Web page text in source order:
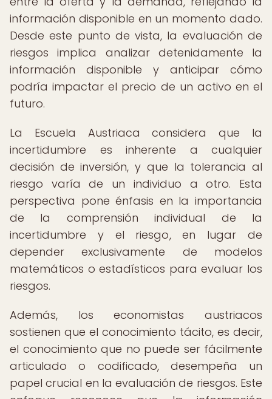
información disponible en un momento dado.
Desde este punto de vista, la evaluación de
riesgos implica analizar detenidamente la
información disponible y anticipar cómo
podría impactar el precio de un activo en el
futuro.
La Escuela Austriaca considera que la
incertidumbre es inherente a cualquier
decisión de inversión, y que la tolerancia al
riesgo varía de un individuo a otro. Esta
perspectiva pone énfasis en la importancia
de la comprensión individual de la
incertidumbre y el riesgo, en lugar de
depender exclusivamente de modelos
matemáticos o estadísticos para evaluar los
riesgos.
Además, los economistas austriacos
sostienen que el conocimiento tácito, es decir,
el conocimiento que no puede ser fácilmente
articulado o codificado, desempeña un
papel crucial en la evaluación de riesgos. Este